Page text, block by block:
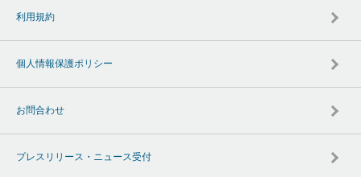
利用規約
個人情報保護ポリシー
お問合わせ
プレスリリース・ニュース受付